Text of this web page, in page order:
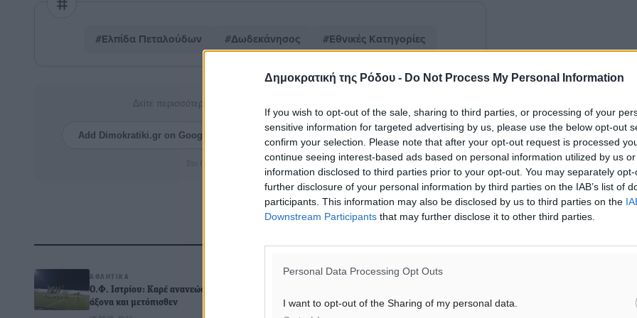
Δημοκρατική της Ρόδου - Do Not Process My Personal Information
If you wish to opt-out of the sale, sharing to third parties, or processing of your
sensitive information for targeted advertising by us, please use the below opt-out
confirm your selection. Please note that after your opt-out request is processed
continue seeing interest-based ads based on personal information utilized by us
information disclosed to third parties prior to your opt-out. You may separately
further disclosure of your personal information by third parties on the IAB’s list of
participants. This information may also be disclosed by us to third parties on the
Downstream Participants that may further disclose it to other third parties.
Personal Data Processing Opt Outs
I want to opt-out of the Sharing of my personal data.
#Ελπίδα Πεταλούδων #Δωδεκάνησος #Εθνικές Κατηγορίες
Δείτε περισσότερα άρθρα μας στα αποτελέσματα αναζήτησης
Add Dimokratiki.gr on Google ↗ Ακολουθήστε μας στο Google News ★ ↗
Στο Google News πατήστε ★ Ακολουθήστε
ΔΙΑΒΑΣΕ ΕΠΙΣΗΣ
ΑΘΛΗΤΙΚΆ
Ο.Φ. Ιστρίου: Καρέ ανανεώσεων σε
άξονα και μετόπισθεν
ΑΘΛΗΤΙΚΆ
Τοντόροβ και άνοιγμα προς
χορηγούς
Ζαχαρία Ήλιο κάτω από τα